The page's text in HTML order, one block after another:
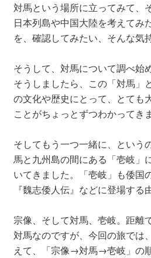
対馬という場所に立ってみて、
日本列島や中国大陸を考えてみ
を、確認してみたい、そんな気
そうして、対馬について調べ始
そうしましたら、この「対馬」
の文化や歴史にとって、とても
ことがちょっとずつわかってき
そしてもう一つ一緒に、という
馬と九州島の間にある「壱岐」
いてきました。「壱岐」も倭国
『魏志倭人伝』などに登場する
宗像、そして対馬、壱岐。距
対馬なのですが、今回の旅では
えて、「宗像→対馬→壱岐」の